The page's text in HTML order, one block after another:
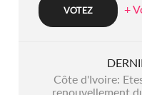
+
Côte d'Ivoire:
renouvellement